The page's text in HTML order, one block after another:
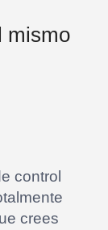
mismo
control
crees